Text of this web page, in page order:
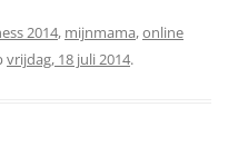
2014, mijnmama,online
vrijdag, 18 juli 2014.